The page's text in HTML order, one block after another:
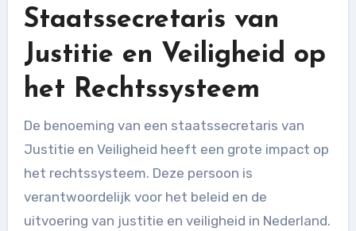
Staatssecretaris van
Justitie en Veiligheid op
het Rechtssysteem
De benoeming van een staatssecretaris van
Justitie en Veiligheid heeft een grote impact op
het rechtssysteem. Deze persoon is
verantwoordelijk voor het beleid en de
uitvoering van justitie en veiligheid in Nederland.